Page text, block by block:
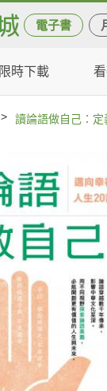
電子書
限時下載
> 讀論語做自己：